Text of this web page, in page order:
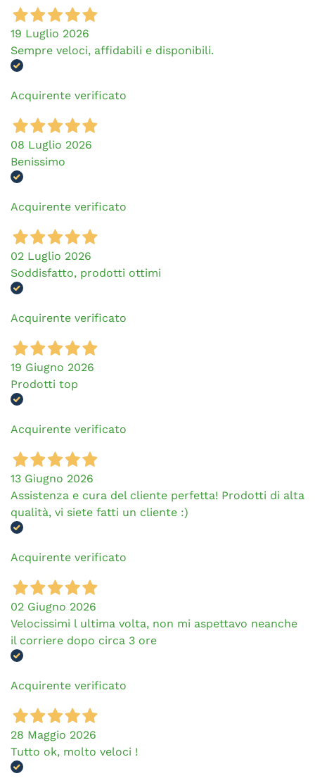
19 Luglio 2026
Sempre veloci, affidabili e disponibili.
Acquirente verificato
08 Luglio 2026
Benissimo
Acquirente verificato
02 Luglio 2026
Soddisfatto, prodotti ottimi
Acquirente verificato
19 Giugno 2026
Prodotti top
Acquirente verificato
13 Giugno 2026
Assistenza e cura del cliente perfetta! Prodotti di alta
qualità, vi siete fatti un cliente :)
Acquirente verificato
02 Giugno 2026
Velocissimi l ultima volta, non mi aspettavo neanche
il corriere dopo circa 3 ore
Acquirente verificato
28 Maggio 2026
Tutto ok, molto veloci !